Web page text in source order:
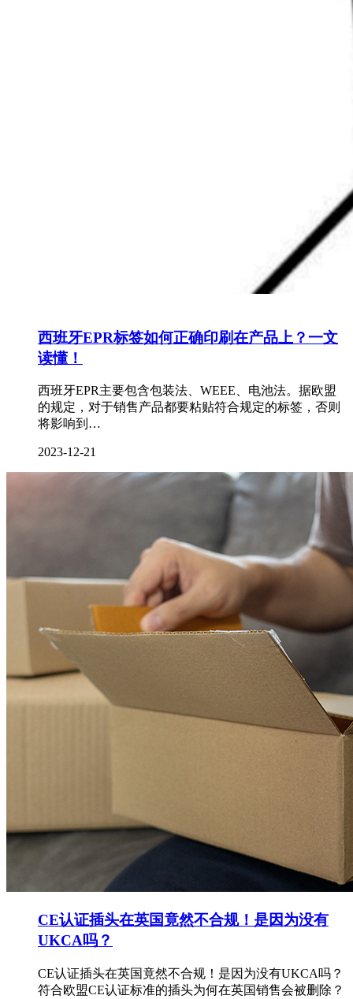
西班牙EPR标签如何正确印刷在产品上？一文
读懂！
西班牙EPR主要包含包装法、WEEE、电池法。据欧盟
的规定，对于销售产品都要粘贴符合规定的标签，否则
将影响到…
2023-12-21
CE认证插头在英国竟然不合规！是因为没有
UKCA吗？
CE认证插头在英国竟然不合规！是因为没有UKCA吗？
符合欧盟CE认证标准的插头为何在英国销售会被删除？